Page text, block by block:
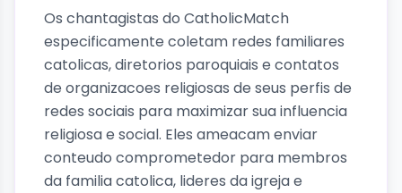
Os chantagistas do CatholicMatch
especificamente coletam redes familiares
catolicas, diretorios paroquiais e contatos
de organizacoes religiosas de seus perfis de
redes sociais para maximizar sua influencia
religiosa e social. Eles ameacam enviar
conteudo comprometedor para membros
da familia catolica, lideres da igreja e